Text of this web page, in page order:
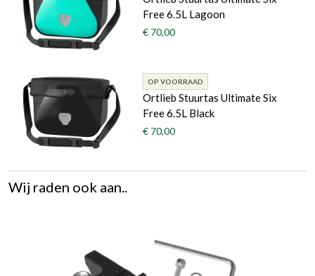
Free 6.5L Lagoon
€ 70,00
OP VOORRAAD
Ortlieb Stuurtas Ultimate Six
Free 6.5L Black
€ 70,00
Wij raden ook aan..